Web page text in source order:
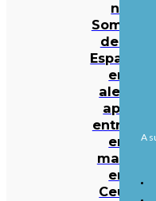
na
Somália
deixa
Espanha
em
alerta
após
entrada
em
massa
em
Ceuta
A